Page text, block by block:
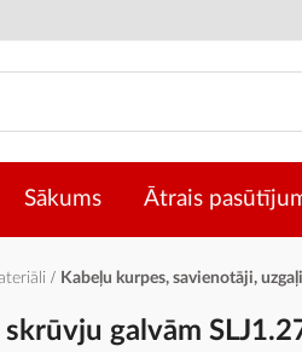
Sākums Ātrais
Kabeļu kurpes, savienotāji, uzgaļi
galvām